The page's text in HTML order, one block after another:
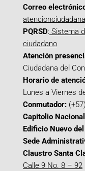
Correo
PQRSD: Sistema
ciudadano
Atención
Ciudadana del
Horario de
Lunes a Viernes
Conmutador:
Capitolio
Edificio Nuevo
Sede
Claustro Santa
Calle 9 No. 8 – 92